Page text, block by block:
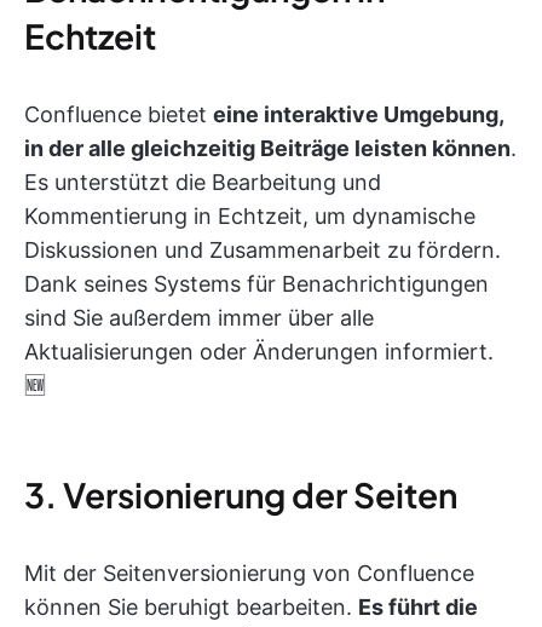
Echtzeit
Confluence bietet eine interaktive Umgebung,
in der alle gleichzeitig Beiträge leisten können.
Es unterstützt die Bearbeitung und
Kommentierung in Echtzeit, um dynamische
Diskussionen und Zusammenarbeit zu fördern.
Dank seines Systems für Benachrichtigungen
sind Sie außerdem immer über alle
Aktualisierungen oder Änderungen informiert.
🆕
3. Versionierung der Seiten
Mit der Seitenversionierung von Confluence
können Sie beruhigt bearbeiten. Es führt die